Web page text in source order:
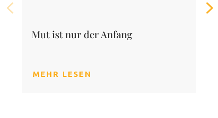
Mut ist nur der Anfang
MEHR LESEN